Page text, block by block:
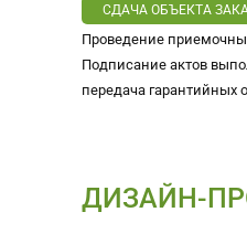
СДАЧА ОБЪЕКТА
Проведение
Подписание актов
передача гарантийных
ДИЗАЙН-